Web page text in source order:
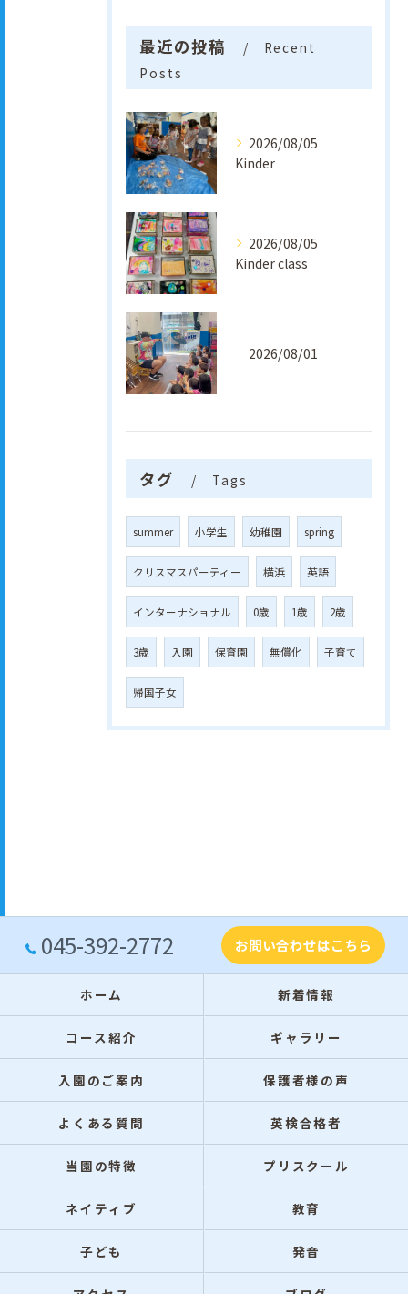
最近の投稿
Recent
Posts
2026/08/05
Kinder
2026/08/05
Kinder class
2026/08/01
タグ Tags
summer 小学生 幼稚園 spring
クリスマスパーティー 横浜 英語
インターナショナル 0歳 1歳 2歳
3歳 入園 保育園 無償化 子育て
帰国子女
045-392-2772 お問い合わせはこちら
ホーム 新着情報
コース紹介 ギャラリー
入園のご案内 保護者様の声
よくある質問 英検合格者
当園の特徴 プリスクール
ネイティブ 教育
子ども 発音